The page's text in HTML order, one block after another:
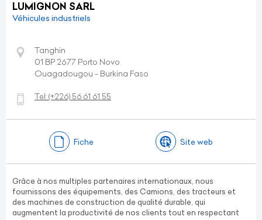
LUMIGNON SARL
Véhicules industriels
Tanghin
01 BP 2677 Porto Novo
Ouagadougou - Burkina Faso
Tel:(+226) 56 61 61 55
Fiche Site web
Grâce à nos multiples partenaires internationaux, nous
fournissons des équipements, des Camions, des tracteurs et
des machines de construction de qualité durable, qui
augmentent la productivité de nos clients tout en respectant